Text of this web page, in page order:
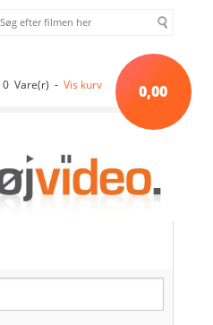
0 Vare(r) - Vis kurv 0,00